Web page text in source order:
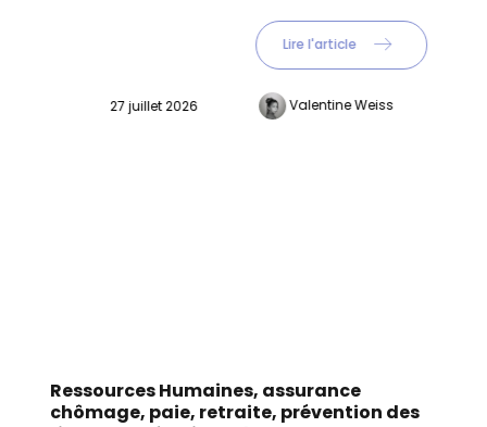
Valentine Weiss 03 juillet 2026
Ressources Humaines, assurance
chômage, paie, retraite, prévention des